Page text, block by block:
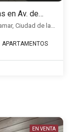
Apartamento en venta c/ 2 cocheras en Av. de las Américas
Apartamento 3 dormitorios en Parque Miramar, Ciudad de la costa, Ciudad de la Costa
APARTAMENTOS
EN VENTA